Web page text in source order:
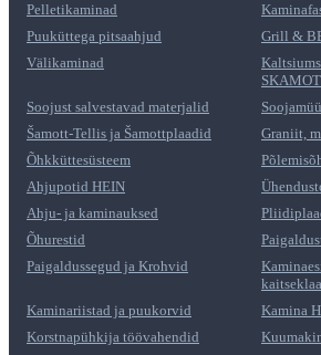
Pelletikaminad
Puuküttega pitsaahjud
Grill &
Välikaminad
Soojust salvestavad materjalid
Šamott-Tellis ja Šamottplaadid
Graniit,
Õhkküttesüsteem
Ahjupotid HEIN
Ahju- ja kaminauksed
Õhurestid
Paigaldussegud ja Krohvid
Kaminariistad ja puukorvid
Kamina
Korstnapühkija töövahendid